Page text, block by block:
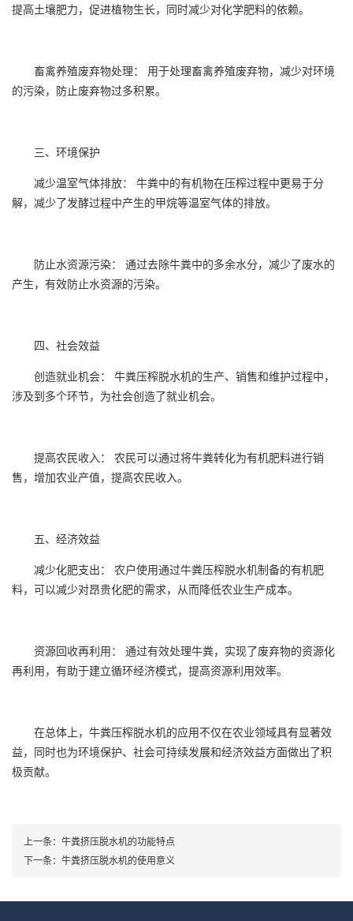
提高土壤肥力，促进植物生长，同时减少对化学肥料的依赖。
畜禽养殖废弃物处理： 用于处理畜禽养殖废弃物，减少对环境
的污染，防止废弃物过多积累。
三、环境保护
减少温室气体排放： 牛粪中的有机物在压榨过程中更易于分
解，减少了发酵过程中产生的甲烷等温室气体的排放。
防止水资源污染： 通过去除牛粪中的多余水分，减少了废水的
产生，有效防止水资源的污染。
四、社会效益
创造就业机会： 牛粪压榨脱水机的生产、销售和维护过程中，
涉及到多个环节，为社会创造了就业机会。
提高农民收入： 农民可以通过将牛粪转化为有机肥料进行销
售，增加农业产值，提高农民收入。
五、经济效益
减少化肥支出： 农户使用通过牛粪压榨脱水机制备的有机肥
料，可以减少对昂贵化肥的需求，从而降低农业生产成本。
资源回收再利用： 通过有效处理牛粪，实现了废弃物的资源化
再利用，有助于建立循环经济模式，提高资源利用效率。
在总体上，牛粪压榨脱水机的应用不仅在农业领域具有显著效
益，同时也为环境保护、社会可持续发展和经济效益方面做出了积
极贡献。
上一条： 牛粪挤压脱水机的功能特点
下一条： 牛粪挤压脱水机的使用意义